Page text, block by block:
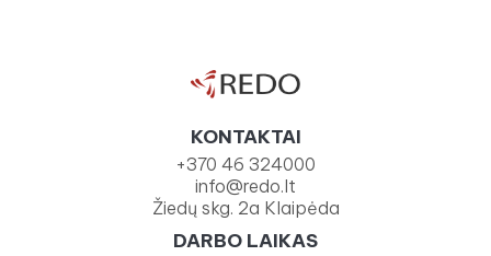
KONTAKTAI
+370 46 324000
info@redo.lt
Žiedų skg. 2a Klaipėda
DARBO LAIKAS